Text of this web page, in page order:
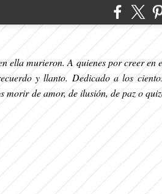
ella murieron. A quienes por creer
y llanto. Dedicado a los
morir de amor, de ilusión, de paz o